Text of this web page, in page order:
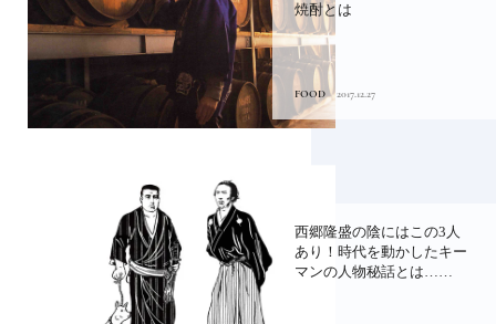
焼酎とは
FOOD 2017.12.27
西郷隆盛の陰にはこの3人
あり！時代を動かしたキー
マンの人物秘話とは……